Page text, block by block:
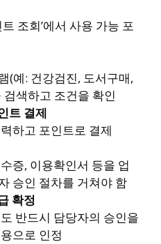
조회’에서 사용 가능 포
(예: 건강검진, 도서구매,
색하고 조건을 확인
트 결제
하고 포인트로 결제
증, 이용확인서 등을 업
승인 절차를 거쳐야 함
확정
반드시 담당자의 승인을
으로 인정